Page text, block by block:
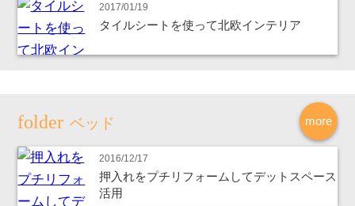
2017/01/19
タイルシートを使って北欧インテリア
more
ベッド
2016/12/17
押入れをプチリフォームしてデットスペース
活用